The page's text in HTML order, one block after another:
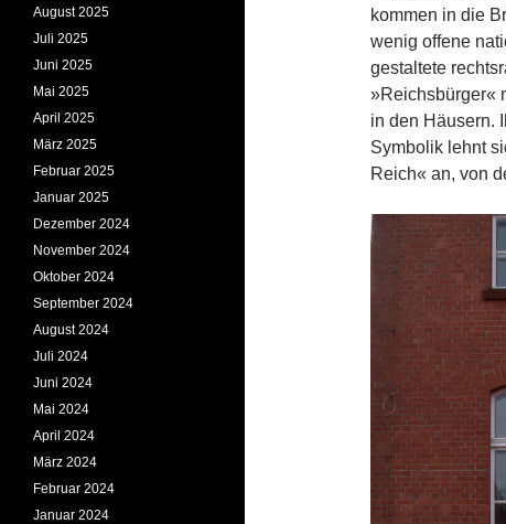
kommen in die
wenig offene
gestaltete
»Reichsbürger«
in den Häusern.
Symbolik lehnt
Reich« an, von
August 2025
Juli 2025
Juni 2025
Mai 2025
April 2025
März 2025
Februar 2025
Januar 2025
Dezember 2024
November 2024
Oktober 2024
September 2024
August 2024
Juli 2024
Juni 2024
Mai 2024
April 2024
März 2024
Februar 2024
Januar 2024